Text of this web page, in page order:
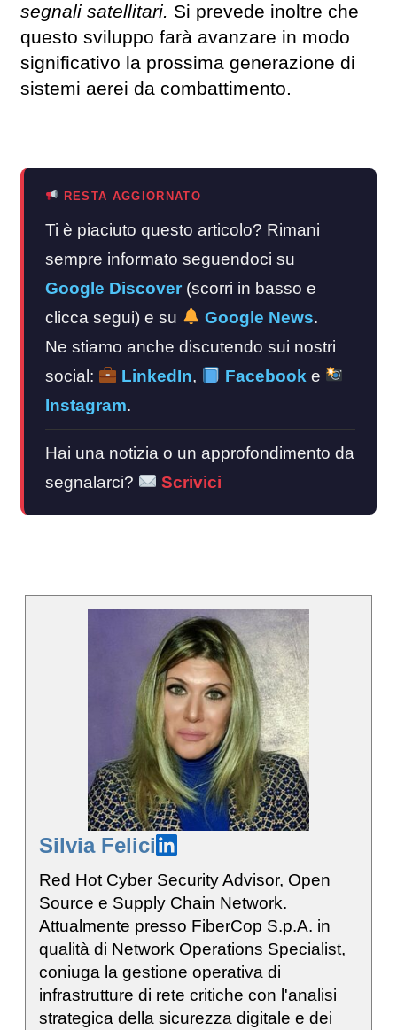
segnali satellitari. Si prevede inoltre che
questo sviluppo farà avanzare in modo
significativo la prossima generazione di
sistemi aerei da combattimento.
RESTA AGGIORNATO
Ti è piaciuto questo articolo? Rimani
sempre informato seguendoci su
Google Discover (scorri in basso e
clicca segui) e su
Google News.
Ne stiamo anche discutendo sui nostri
social:
LinkedIn, Facebook e
Instagram.
Hai una notizia o un approfondimento da
segnalarci?
Scrivici
Silvia Felici
Red Hot Cyber Security Advisor, Open
Source e Supply Chain Network.
Attualmente presso FiberCop S.p.A. in
qualità di Network Operations Specialist,
coniuga la gestione operativa di
infrastrutture di rete critiche con l'analisi
strategica della sicurezza digitale e dei